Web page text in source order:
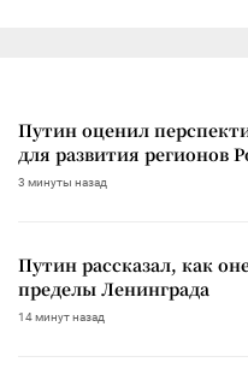
Путин оценил
для развития регионов
3 минуты назад
Путин рассказал, как
пределы Ленинграда
14 минут назад